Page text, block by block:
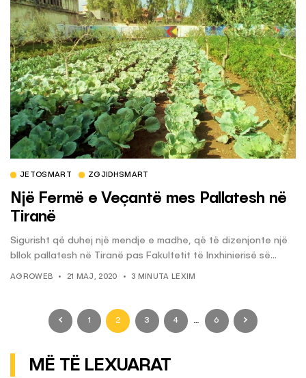
JETOSMART ZGJIDHSMART
Një Fermë e Veçantë mes Pallatesh në
Tiranë
Sigurisht që duhej një mendje e madhe, që të dizenjonte një
bllok pallatesh në Tiranë pas Fakultetit të Inxhinierisë së...
AGROWEB 21 MAJ, 2020 3 MINUTA LEXIM
1 2 3 4 … 6
MË TË LEXUARAT